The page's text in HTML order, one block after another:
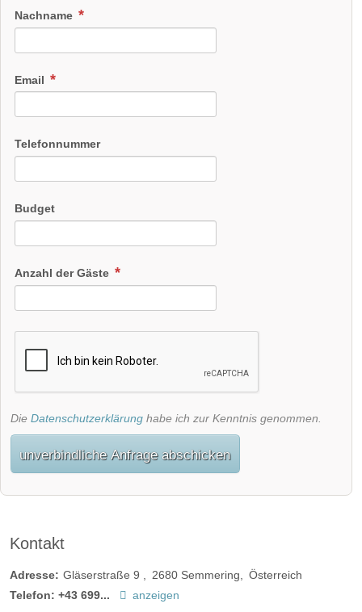
Nachname
Email
Telefonnummer
Budget
Anzahl der Gäste
Die Datenschutzerklärung habe ich zur Kenntnis genommen.
unverbindliche Anfrage abschicken
Kontakt
Adresse: Gläserstraße 9 2680 Semmering
Österreich
Telefon: +43 699...
anzeigen